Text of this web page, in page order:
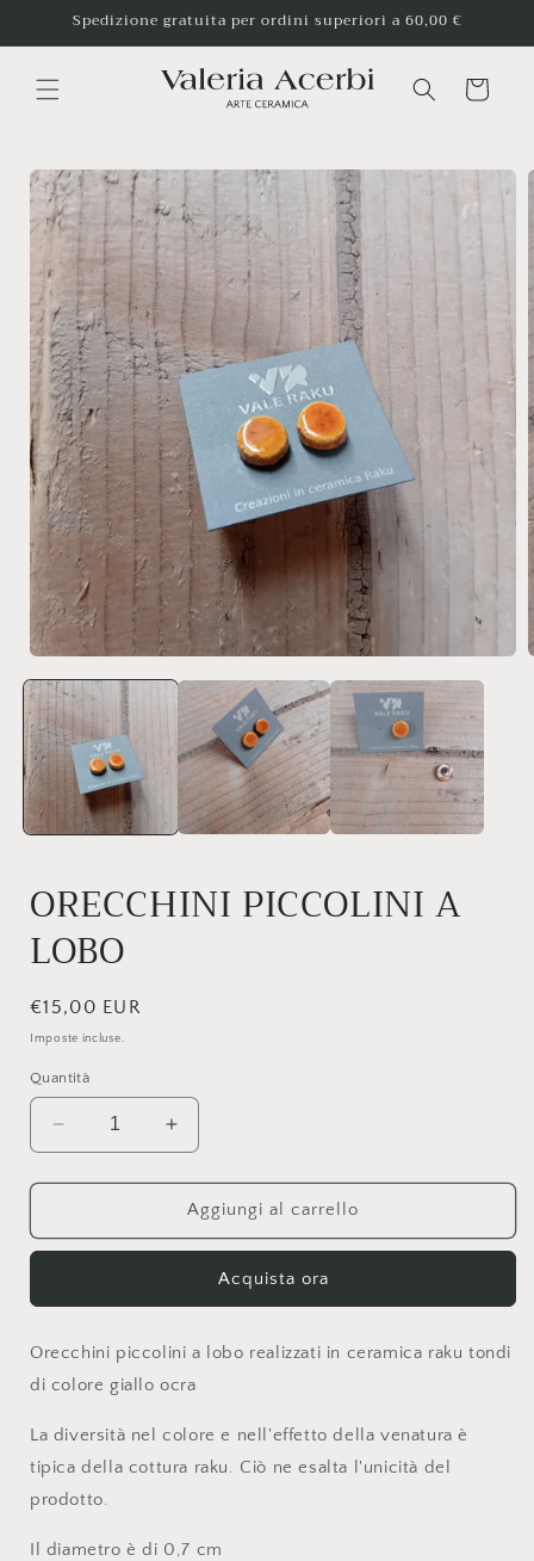
direttamente
ai contenuti
Spedizione gratuita per ordini superiori a 60,00 €
Carrello
informazioni
sul
prodotto
ORECCHINI PICCOLINI A
LOBO
Prezzo
di
€15,00 EUR
Imposte incluse.
Quantità
Diminuisci
quantità
per
PICCOLINI
Aumenta
quantità
per
ORECCHINI
PICCOLINI
LOBO
Aggiungi al carrello
Acquista ora
Orecchini piccolini a lobo realizzati in ceramica raku tondi
di colore giallo ocra
La diversità nel colore e nell'effetto della venatura è
tipica della cottura raku. Ciò ne esalta l'unicità del
prodotto.
Il diametro è di 0,7 cm